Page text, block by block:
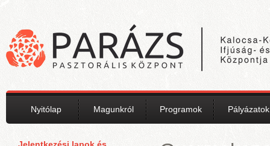
Nyitólap Magunkról Programok Pályázatok
Jelentkezési lapok és